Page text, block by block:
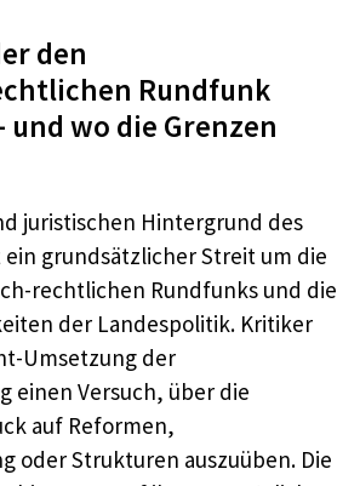
den
Rundfunk
wo die Grenzen
juristischen Hintergrund des
grundsätzlicher Streit um die
rechtlichen Rundfunks und die
der Landespolitik. Kritiker
Umsetzung der
einen Versuch, über die
auf Reformen,
oder Strukturen auszuüben. Die